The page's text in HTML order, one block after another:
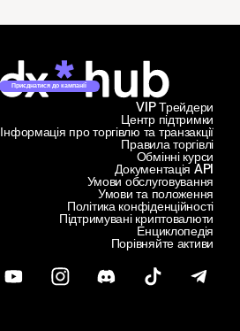
Приєднатися до кампанії
Центр підтримки
Інформація про торгівлю та транзакції
VIP Трейдери
Правила торгівлі
Обмінні курси
Документація API
Умови обслуговування
Умови та положення
Політика конфіденційності
Підтримувані криптовалюти
Енциклопедія
Порівняйте активи